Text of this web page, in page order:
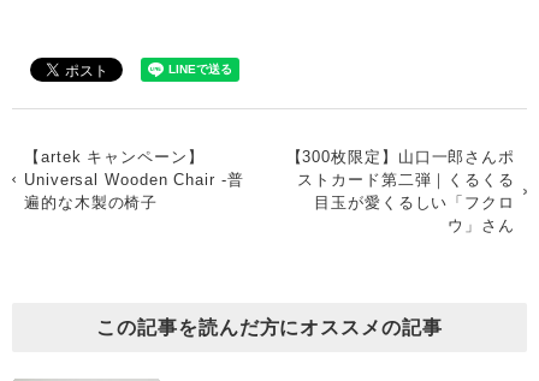
【artek キャンペーン】
Universal Wooden Chair -普
遍的な木製の椅子
【300枚限定】山口一郎さんポ
ストカード第二弾｜くるくる
目玉が愛くるしい「フクロ
ウ」さん
この記事を読んだ方にオススメの記事